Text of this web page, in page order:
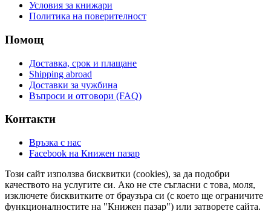
Условия за книжари
Политика на поверителност
Помощ
Доставка, срок и плащане
Shipping abroad
Доставки за чужбина
Въпроси и отговори (FAQ)
Контакти
Връзка с нас
Facebook на Книжен пазар
Този сайт използва бисквитки (cookies), за да подобри
качеството на услугите си. Ако не сте съгласни с това, моля,
изключете бисквитките от браузъра си (с което ще ограничите
функционалностите на "Книжен пазар") или затворете сайта.